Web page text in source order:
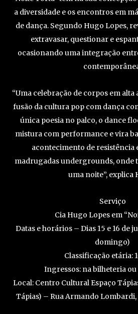
a diversidade e os encontros em
de dança. Segundo Hugo Lopes,
extravasar, questionar e
ocasionando uma integração
“Uma celebração de corpos em
fusão da cultura pop com dança
única poesia no palco, o dance
mistura com performance e vira
acontecimento de resistência
madrugadas undergrounds, onde
uma noite”, explica
Serviço
Cia Hugo Lopes em
Datas e horários – Dias 15 e 16 de
domingo)
Classificação etária:
Ingressos: na bilheteria ou
Local: Centro Cultural Espaço
Tápias) – Rua Armando Lombardi,